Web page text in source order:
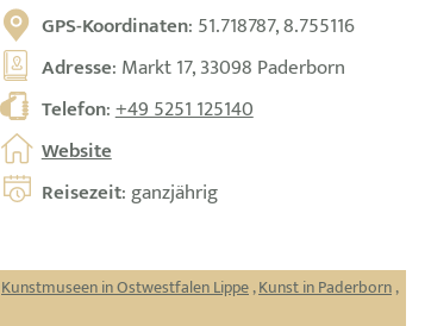
GPS-Koordinaten: 51.718787, 8.755116
Adresse: Markt 17, 33098 Paderborn
Telefon:+49 5251 125140
Website
Reisezeit: ganzjährig
Kunstmuseen in Ostwestfalen Lippe,Kunst in Paderborn,